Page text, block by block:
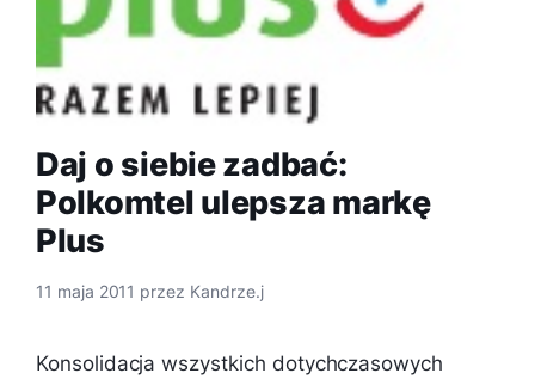
Daj o siebie zadbać:
Polkomtel ulepsza markę
Plus
11 maja 2011 przez Kandrze.j
Konsolidacja wszystkich dotychczasowych